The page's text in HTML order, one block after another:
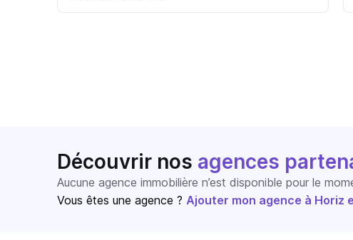
Découvrir nos agences
Aucune agence immobilière n’est disponible pour le
Vous êtes une agence ? Ajouter mon agence à Horiz